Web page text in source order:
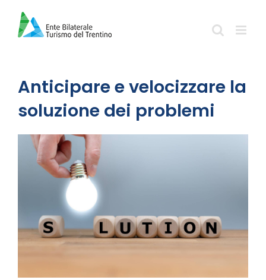
contenuto
Anticipare e velocizzare la
soluzione dei problemi